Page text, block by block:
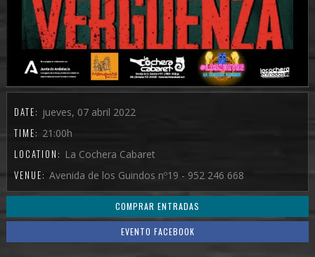
DATE: jueves, 07 abril 2022
TIME: 21:00h
LOCATION: La Cochera Cabaret
VENUE: Avenida de los Guindos nº19 - 952 246 668
COMPRAR ENTRADAS
EVENTO FACEBOOK